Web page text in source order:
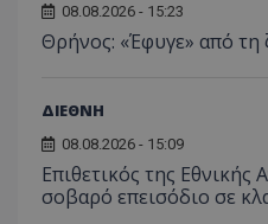
08.08.2026 - 15:23
Θρήνος: «Έφυγε» από
ΔΙΕΘΝΗ
08.08.2026 - 15:09
Επιθετικός της Εθνικής
σοβαρό επεισόδιο σε